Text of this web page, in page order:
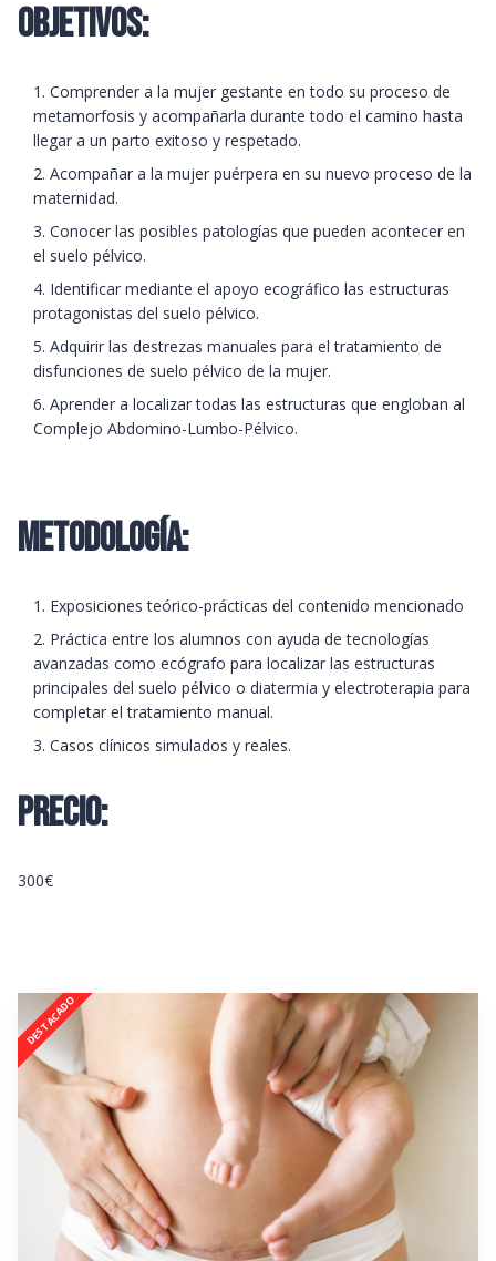
OBJETIVOS:
Comprender a la mujer gestante en todo su proceso de
metamorfosis y acompañarla durante todo el camino hasta
llegar a un parto exitoso y respetado.
Acompañar a la mujer puérpera en su nuevo proceso de la
maternidad.
Conocer las posibles patologías que pueden acontecer en
el suelo pélvico.
Identificar mediante el apoyo ecográfico las estructuras
protagonistas del suelo pélvico.
Adquirir las destrezas manuales para el tratamiento de
disfunciones de suelo pélvico de la mujer.
Aprender a localizar todas las estructuras que engloban al
Complejo Abdomino-Lumbo-Pélvico.
METODOLOGÍA:
Exposiciones teórico-prácticas del contenido mencionado
Práctica entre los alumnos con ayuda de tecnologías
avanzadas como ecógrafo para localizar las estructuras
principales del suelo pélvico o diatermia y electroterapia para
completar el tratamiento manual.
Casos clínicos simulados y reales.
PRECIO:
300€